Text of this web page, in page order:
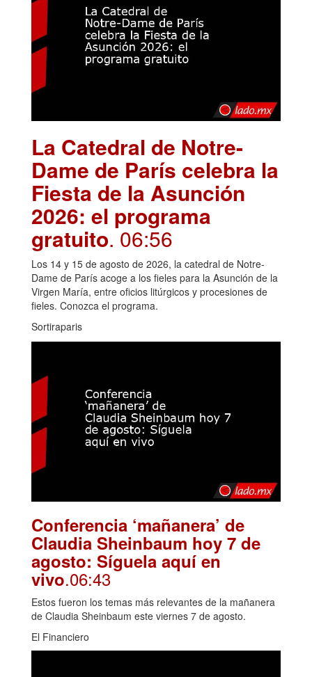
La Catedral de Notre-
Dame de París celebra la
Fiesta de la Asunción
2026: el programa
gratuito. 06:56
Los 14 y 15 de agosto de 2026, la catedral de Notre-
Dame de París acoge a los fieles para la Asunción de la
Virgen María, entre oficios litúrgicos y procesiones de
fieles. Conozca el programa.
Sortiraparis
Conferencia ‘mañanera’ de
Claudia Sheinbaum hoy 7 de
agosto: Síguela aquí en
vivo.06:43
Estos fueron los temas más relevantes de la mañanera
de Claudia Sheinbaum este viernes 7 de agosto.
El Financiero